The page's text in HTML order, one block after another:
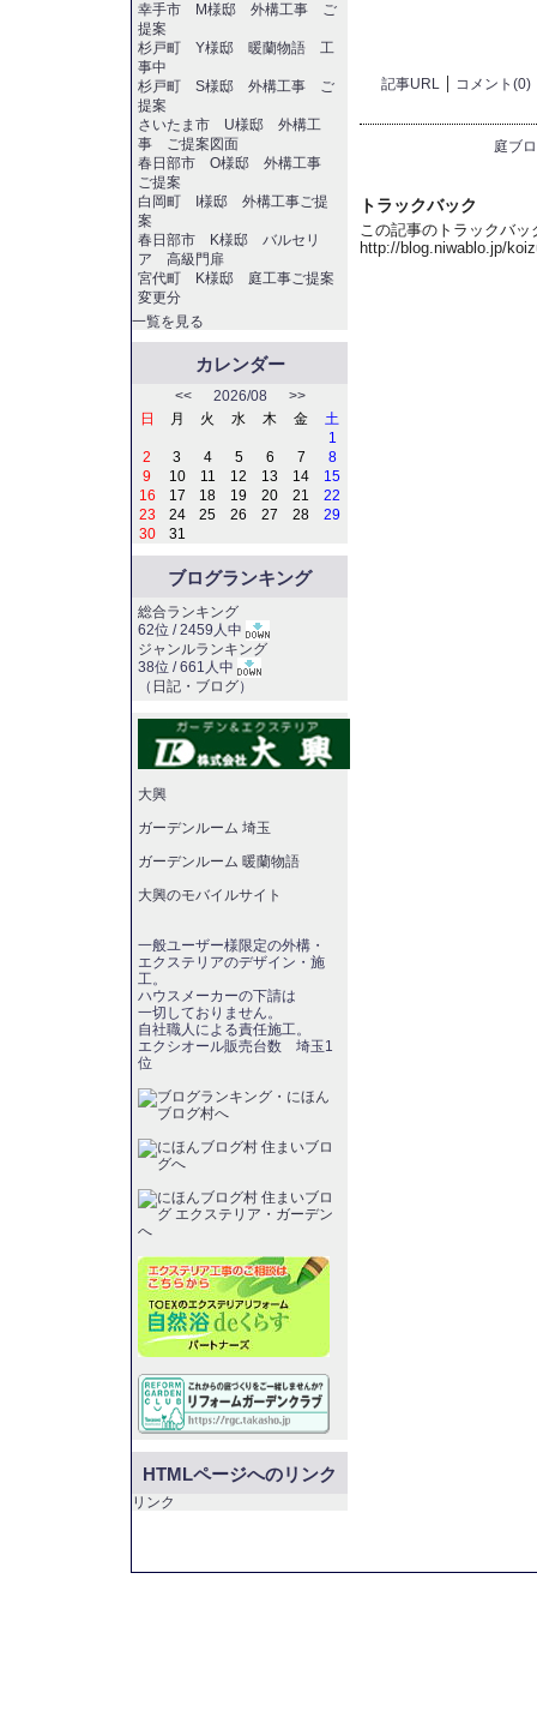
記事URL コメント(0)
庭ブ
トラックバック
この記事のトラックバッ
http://blog.niwablo.jp/
幸手市 M様邸 外構工事 ご
提案
杉戸町 Y様邸 暖蘭物語 工
事中
杉戸町 S様邸 外構工事 ご
提案
さいたま市 U様邸 外構工
事 ご提案図面
春日部市 O様邸 外構工事
ご提案
白岡町 I様邸 外構工事ご提
案
春日部市 K様邸 バルセリ
ア 高級門扉
宮代町 K様邸 庭工事ご提案
変更分
一覧を見る
カレンダー
<<2026/08 >>
日
月 火 水 木 金
土
1
2
3 4 5 6 7
8
9
10 11 12 13 14
15
16
17 18 19 20 21
22
23
24 25 26 27 28
29
30
31
ブログランキング
総合ランキング
62位 / 2459人中
ジャンルランキング
38位 / 661人中
（ 日記・ブログ）
大興
ガーデンルーム 埼玉
ガーデンルーム 暖蘭物語
大興のモバイルサイト
一般ユーザー様限定の外構・
エクステリアのデザイン・施
工。
ハウスメーカーの下請は
一切しておりません。
自社職人による責任施工。
エクシオール販売台数 埼玉1
位
HTMLページへのリンク
リンク